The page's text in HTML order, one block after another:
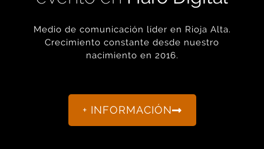
Medio de comunicación líder en Rioja Alta.
Crecimiento constante desde nuestro
nacimiento en 2016.
+ INFORMACIÓN